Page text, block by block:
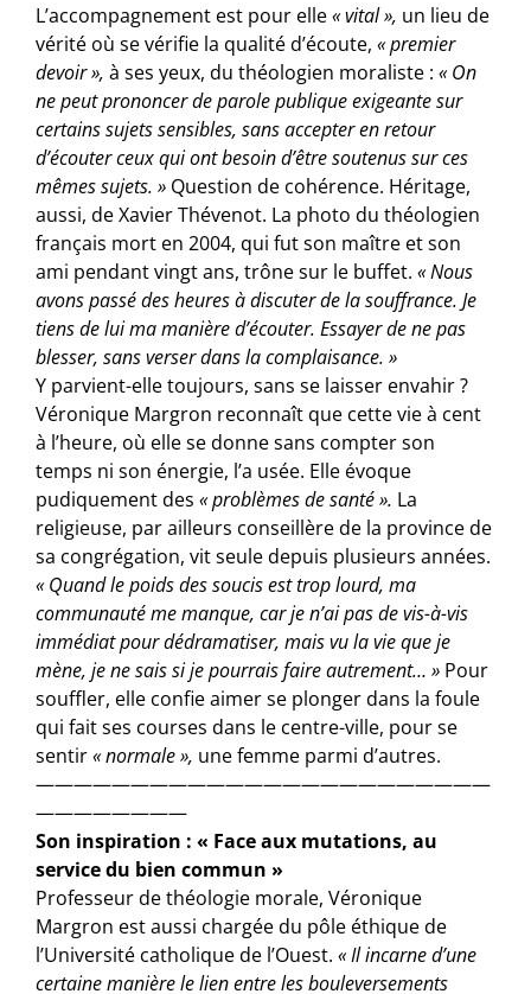
L’accompagnement est pour elle« vital », un lieu de
vérité où se vérifie la qualité d’écoute,« premier
devoir », à ses yeux, du théologien moraliste :« On
ne peut prononcer de parole publique exigeante sur
certains sujets sensibles, sans accepter en retour
d’écouter ceux qui ont besoin d’être soutenus sur ces
mêmes sujets. » Question de cohérence. Héritage,
aussi, de Xavier Thévenot. La photo du théologien
français mort en 2004, qui fut son maître et son
ami pendant vingt ans, trône sur le buffet.« Nous
avons passé des heures à discuter de la souffrance. Je
tiens de lui ma manière d’écouter. Essayer de ne pas
blesser, sans verser dans la complaisance. »
Y parvient-elle toujours, sans se laisser envahir ?
Véronique Margron reconnaît que cette vie à cent
à l’heure, où elle se donne sans compter son
temps ni son énergie, l’a usée. Elle évoque
pudiquement des« problèmes de santé ». La
religieuse, par ailleurs conseillère de la province de
sa congrégation, vit seule depuis plusieurs années.
« Quand le poids des soucis est trop lourd, ma
communauté me manque, car je n’ai pas de vis-à-vis
immédiat pour dédramatiser, mais vu la vie que je
mène, je ne sais si je pourrais faire autrement… » Pour
souffler, elle confie aimer se plonger dans la foule
qui fait ses courses dans le centre-ville, pour se
sentir« normale », une femme parmi d’autres.
————————————————————————
————————
Son inspiration : « Face aux mutations, au
service du bien commun »
Professeur de théologie morale, Véronique
Margron est aussi chargée du pôle éthique de
l’Université catholique de l’Ouest.« Il incarne d’une
certaine manière le lien entre les bouleversements